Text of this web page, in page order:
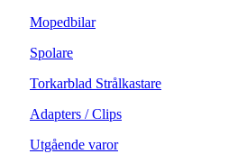
Mopedbilar
Spolare
Torkarblad Strålkastare
Adapters / Clips
Utgående varor